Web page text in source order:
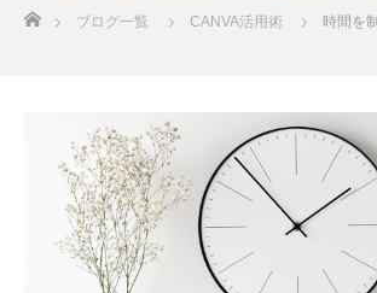
ブログ一覧 CANVA活用術 時間を